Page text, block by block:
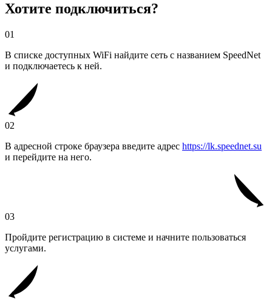
Хотите подключиться?
01
В списке доступных WiFi найдите сеть с названием SpeedNet
и подключаетесь к ней.
02
В адресной строке браузера введите адрес https://lk.speednet.su
и перейдите на него.
03
Пройдите регистрацию в системе и начните пользоваться
услугами.